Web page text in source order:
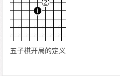
五子棋开局的定义